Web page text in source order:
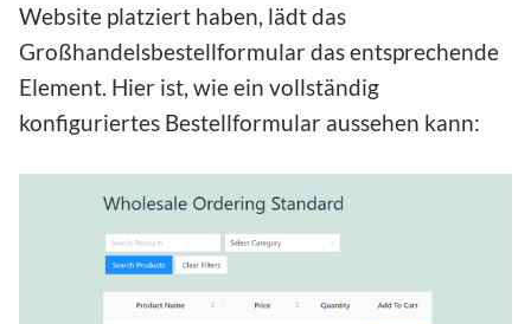
Website platziert haben, lädt das
Großhandelsbestellformular das entsprechende
Element. Hier ist, wie ein vollständig
konfiguriertes Bestellformular aussehen kann: